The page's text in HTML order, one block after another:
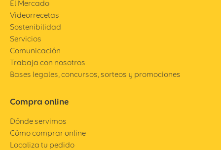
El Mercado
Videorrecetas
Sostenibilidad
Servicios
Comunicación
Trabaja con nosotros
Bases legales, concursos, sorteos y promociones
Compra online
Dónde servimos
Cómo comprar online
Localiza tu pedido